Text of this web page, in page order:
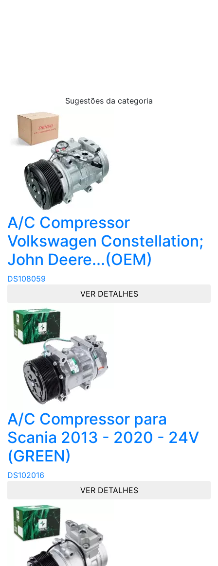
Sugestões da categoria
A/C Compressor
Volkswagen Constellation;
John Deere...(OEM)
DS108059
VER DETALHES
A/C Compressor para
Scania 2013 - 2020 - 24V
(GREEN)
DS102016
VER DETALHES